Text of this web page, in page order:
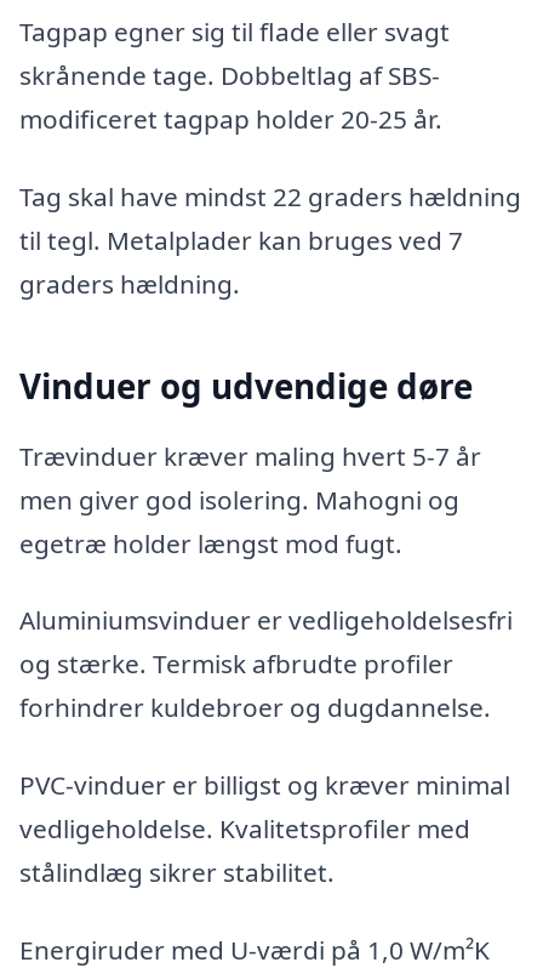
Tagpap egner sig til flade eller svagt
skrånende tage. Dobbeltlag af SBS-
modificeret tagpap holder 20-25 år.
Tag skal have mindst 22 graders hældning
til tegl. Metalplader kan bruges ved 7
graders hældning.
Vinduer og udvendige døre
Trævinduer kræver maling hvert 5-7 år
men giver god isolering. Mahogni og
egetræ holder længst mod fugt.
Aluminiumsvinduer er vedligeholdelsesfri
og stærke. Termisk afbrudte profiler
forhindrer kuldebroer og dugdannelse.
PVC-vinduer er billigst og kræver minimal
vedligeholdelse. Kvalitetsprofiler med
stålindlæg sikrer stabilitet.
Energiruder med U-værdi på 1,0 W/m²K